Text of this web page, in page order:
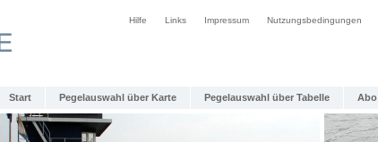
Hilfe Links Impressum Nutzungsbedingungen
Start Pegelauswahl über Karte Pegelauswahl über Tabelle Abo